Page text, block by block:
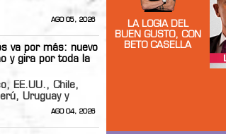
AGO 05, 2026
va por más: nuevo
y gira por toda la
EE.UU., Chile,
Uruguay y
AGO 04, 2026
LA LOGIA DEL
BUEN GUSTO, CON
BETO CASELLA